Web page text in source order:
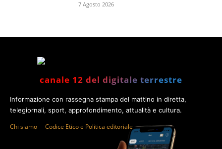
7 Agosto 2026
canale 12 del digitale terrestre
Informazione con rassegna stampa del mattino in diretta,
telegiornali, sport, approfondimento, attualità e cultura.
Chi siamo Codice Etico e Politica editoriale